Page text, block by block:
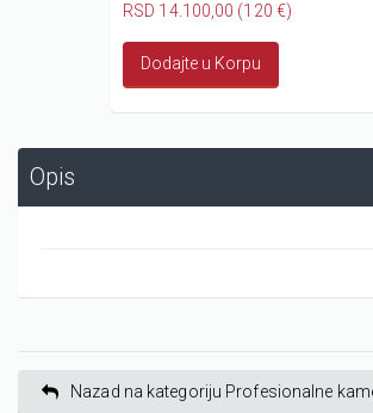
RSD 14.100,00 (120 €)
Dodajte u Korpu
Opis
Nazad na kategoriju Profesionalne